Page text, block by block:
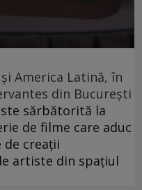
America Latină, în
din București
sărbătorită la
de filme care aduc
creații
artiste din spațiul